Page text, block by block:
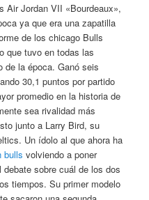
Air Jordan VII «Bourdeaux»,
ya que era una zapatilla
de los chicago Bulls
que tuvo en todas las
de la época. Ganó seis
30,1 puntos por partido
promedio en la historia de
sea rivalidad más
junto a Larry Bird, su
Un ídolo al que ahora ha
bulls volviendo a poner
sobre cuál de los dos
tiempos. Su primer modelo